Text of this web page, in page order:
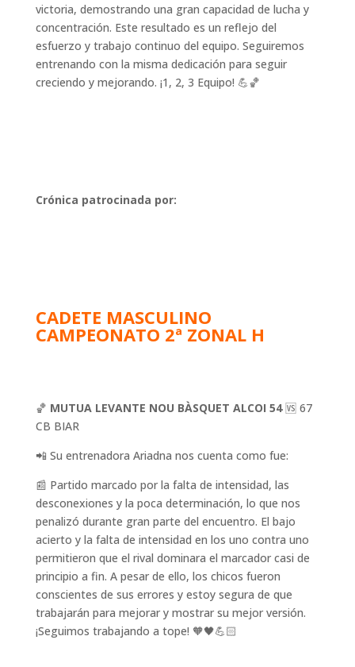
victoria, demostrando una gran capacidad de lucha y
concentración. Este resultado es un reflejo del
esfuerzo y trabajo continuo del equipo. Seguiremos
entrenando con la misma dedicación para seguir
creciendo y mejorando. ¡1, 2, 3 Equipo! 💪🏀
Crónica patrocinada por:
CADETE MASCULINO
CAMPEONATO 2ª ZONAL H
🏀 MUTUA LEVANTE NOU BÀSQUET ALCOI 54🆚 67
CB BIAR
📲 Su entrenadora Ariadna nos cuenta como fue:
📰 Partido marcado por la falta de intensidad, las
desconexiones y la poca determinación, lo que nos
penalizó durante gran parte del encuentro. El bajo
acierto y la falta de intensidad en los uno contra uno
permitieron que el rival dominara el marcador casi de
principio a fin. A pesar de ello, los chicos fueron
conscientes de sus errores y estoy segura de que
trabajarán para mejorar y mostrar su mejor versión.
¡Seguimos trabajando a tope! 🧡🖤💪🏻